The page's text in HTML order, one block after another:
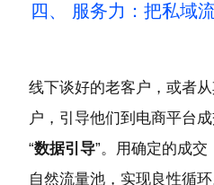
四、 服务力：把私域
线下谈好的老客户，或者
户，引导他们到电商平台
“数据引导”。用确定的成
自然流量池，实现良性循环